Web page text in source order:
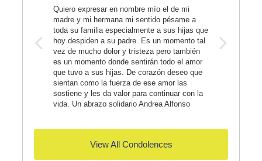
Le sobreviven su esposa, Gloria Bitar; sus hijas, Mónica Bitar y
Renata Bitar; y su nieta, Emily Bitar. Se reúne ahora en paz
con su hijo, José Fernando Bitar.
Aunque su partida deja un enorme vacío, su memoria vivirá en
quienes lo amaron y compartieron con él momentos que hoy se
convierten en recuerdo.
La ceremonia religiosa se llevará a cabo el jueves 26 de febrero
a las 10:30am en La Capilla de la Iglesia de Nuestra Señora de
será a las 12:00pm en el Cementerio Católico Our Lady of
Descanse en paz
Quiero expresar en nombre mío el de mi
madre y mi hermana mi sentido pésame a
toda su familia especialmente a sus hijas que
hoy despiden a su padre. Es un momento tal
vez de mucho dolor y tristeza pero también
es un momento donde sentirán todo el amor
que tuvo a sus hijas. De corazón deseo que
sientan como la fuerza de ese amor las
sostiene y les da valor para continuar con la
vida. Un abrazo solidario Andrea Alfonso
View All Condolences